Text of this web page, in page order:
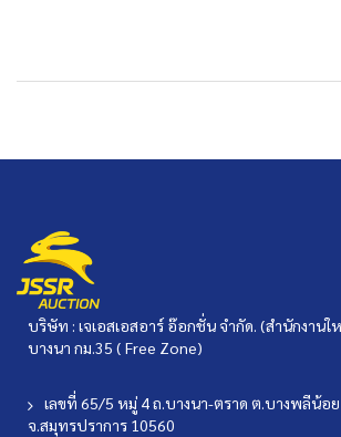
บริษัท : เจเอสเอสอาร์ อ๊อกชั่น จำกัด. (สำนักงาน
บางนา กม.35 ( Free Zone)
เลขที่ 65/5 หมู่ 4 ถ.บางนา-ตราด ต.บางพลีน้อ
จ.สมุทรปราการ 10560